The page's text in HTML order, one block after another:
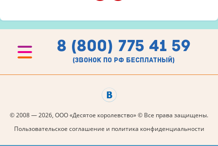
8 (800) 775 41 59
(звонок по рф бесплатный)
© 2008 — 2026, ООО «Десятое королевство» © Все права защищены.
Пользовательское соглашение и политика конфиденциальности